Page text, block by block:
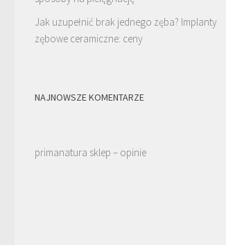
Jak uzupełnić brak jednego zęba? Implanty
zębowe ceramiczne: ceny
NAJNOWSZE KOMENTARZE
primanatura sklep – opinie